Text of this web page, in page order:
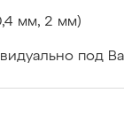
мм, 2 мм)
под